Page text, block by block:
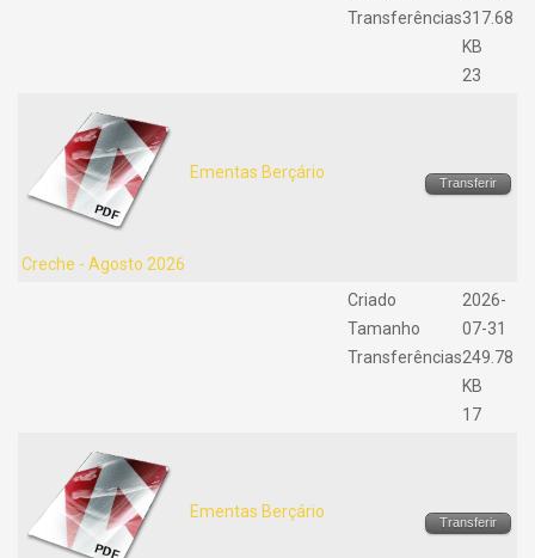
Transferências317.68
KB
23
Ementas Berçário
Creche - Agosto 2026
Transferir
Criado
Tamanho
Transferências
2026-
07-31
249.78
KB
17
Ementas Berçário
Transferir